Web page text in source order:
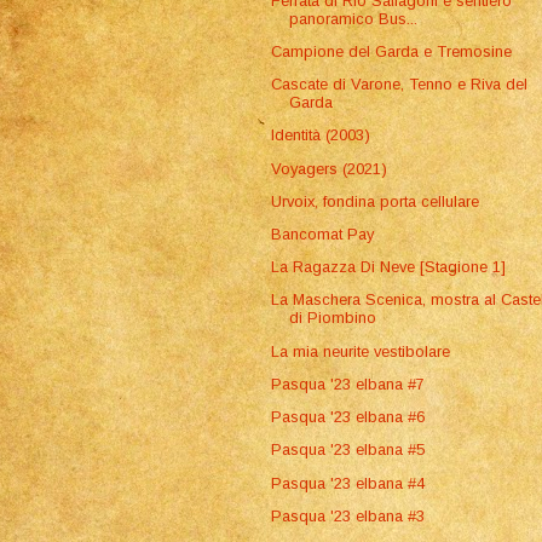
panoramico Bus...
Campione del Garda e Tremosine
Cascate di Varone, Tenno e Riva del
Garda
Identità (2003)
Voyagers (2021)
Urvoix, fondina porta cellulare
Bancomat Pay
La Ragazza Di Neve [Stagione 1]
La Maschera Scenica, mostra al
di Piombino
La mia neurite vestibolare
Pasqua '23 elbana #7
Pasqua '23 elbana #6
Pasqua '23 elbana #5
Pasqua '23 elbana #4
Pasqua '23 elbana #3